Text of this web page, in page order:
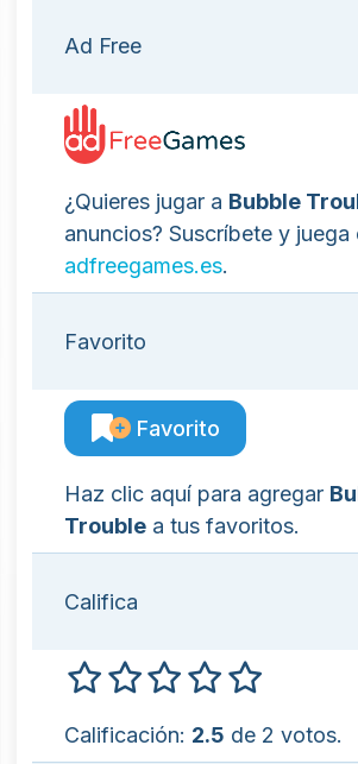
Ad Free
¿Quieres jugar a Bubble
anuncios? Suscríbete y juega
adfreegames.es.
Favorito
Favorito
Haz clic aquí para agregar
Trouble a tus favoritos.
Califica
Calificación: 2.5 de 2 votos.